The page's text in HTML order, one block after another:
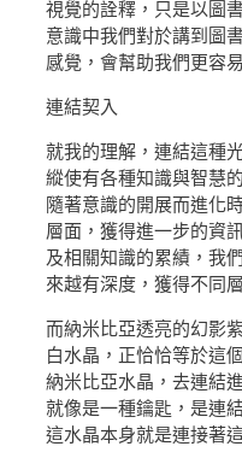
視覺的詮釋，只是以圖
意識中我們對於講到圖
感覺，會幫助我們更容
連結契入
就我的理解，連結這種
縱使有各種知識與智慧
隨著意識的開展而進化
層面，獲得進一步的資
及相關知識的累績，我
來越有深度，獲得不同
而納米比亞透亮的幻影
白水晶，正恰恰等於這
納米比亞水晶，去連結
就像是一種鑰匙，是連
這水晶本身就是連接著